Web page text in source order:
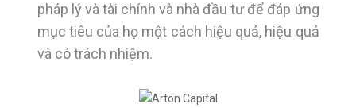
pháp lý và tài chính và nhà đầu tư để đáp ứng
mục tiêu của họ một cách hiệu quả, hiệu quả
và có trách nhiệm.